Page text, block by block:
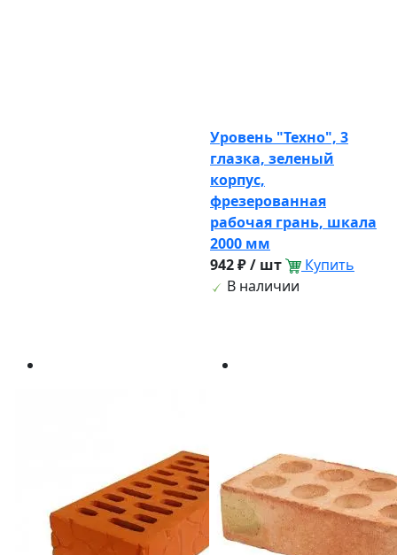
Уровень "Техно", 3
глазка, зеленый
корпус,
фрезерованная
рабочая грань, шкала
2000 мм
942 ₽ / шт
Купить
В наличии